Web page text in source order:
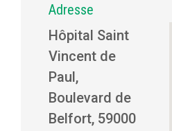
Adresse
Hôpital Saint
Vincent de
Paul,
Boulevard de
Belfort, 59000